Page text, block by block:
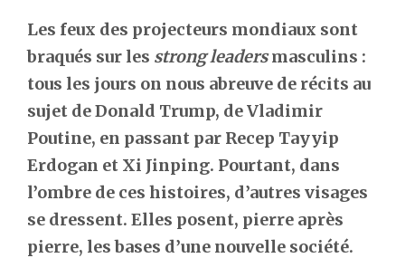
Les feux des projecteurs mondiaux sont
braqués sur les strong leadersmasculins :
tous les jours on nous abreuve de récits au
sujet de Donald Trump, de Vladimir
Poutine, en passant par Recep Tayyip
Erdogan et Xi Jinping. Pourtant, dans
l’ombre de ces histoires, d’autres visages
se dressent. Elles posent, pierre après
pierre, les bases d’une nouvelle société.